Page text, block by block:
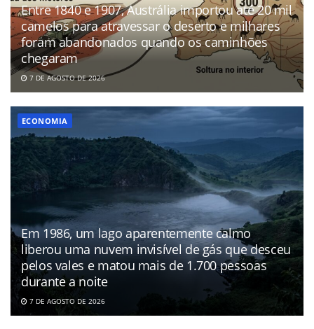
Entre 1840 e 1907, Austrália importou até 20 mil
camelos para atravessar o deserto e milhares
foram abandonados quando os caminhões
chegaram
7 DE AGOSTO DE 2026
ECONOMIA
Em 1986, um lago aparentemente calmo
liberou uma nuvem invisível de gás que desceu
pelos vales e matou mais de 1.700 pessoas
durante a noite
7 DE AGOSTO DE 2026